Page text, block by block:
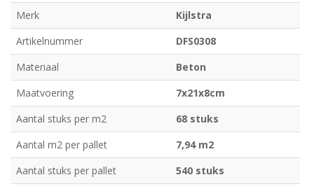
Merk
Kijlstra
Artikelnummer
DFS0308
Materiaal
Beton
Maatvoering
7x21x8cm
Aantal stuks per m2
68 stuks
Aantal m2 per pallet
7,94 m2
Aantal stuks per pallet
540 stuks